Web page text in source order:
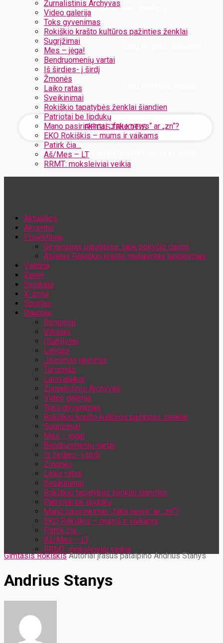
Žurnalistinis Archyvas
Video galerija
Toks gyvenimas
Rokiškio krašto kultūros pažinties ženklai
Sugrįžimai
Mes – jėga!
Bendruomenių vartai
Iš širdies- į širdį
Žmonės
Laiko ratas
Sveikinimai
Rokiškio tapatybės ženklai šiandien
Patriotai be lipdukų
Mano pasirinkimai: „fake news“ ar „zn“?
EKO Rokiškis – mums ir vaikams
Patirk čia…
Aš/Mes – LT
RRMT: moksleiviai veikia
Užregistruokite savo paskyrą
Jūsų slaptažodis bus atsiųstas Jums el. paštu
Aktualijos
Akcentai
Projektiniai
Gyvenimas paraštėse: tapk pokyčio dalimi
Atvėrus Rokiškio krašto muliavotas lunginyčias
Valdžia
Žemė
Sveikata
X-zona
Sportas
Daugiau
Renginiai
Verslas
(Sub)tyliai
Langas
Jaunimas jaunimui
Turizmas
Laisvalaikis
Žurnalistinis Archyvas
Video galerija
Toks gyvenimas
Rokiškio krašto kultūros pažinties ženklai
Sugrįžimai
Mes – jėga!
Bendruomenių vartai
Iš širdies- į širdį
Žmonės
Laiko ratas
Sveikinimai
Rokiškio tapatybės ženklai šiandien
Patriotai be lipdukų
Mano pasirinkimai: „fake news“ ar „zn“?
EKO Rokiškis – mums ir vaikams
Patirk čia…
Aš/Mes – LT
RRMT: moksleiviai veikia
Gimtasis Rokiškis Autoriai Įrašus patalpino Andrius Stanys
Andrius Stanys